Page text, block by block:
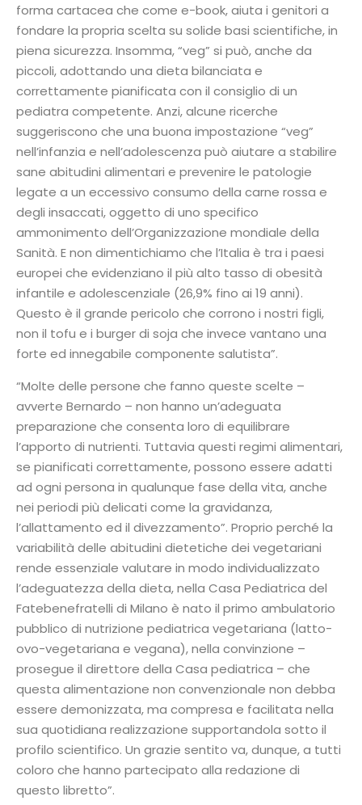
forma cartacea che come e-book, aiuta i genitori a
fondare la propria scelta su solide basi scientifiche, in
piena sicurezza. Insomma, “veg” si può, anche da
piccoli, adottando una dieta bilanciata e
correttamente pianificata con il consiglio di un
pediatra competente. Anzi, alcune ricerche
suggeriscono che una buona impostazione “veg”
nell’infanzia e nell’adolescenza può aiutare a stabilire
sane abitudini alimentari e prevenire le patologie
legate a un eccessivo consumo della carne rossa e
degli insaccati, oggetto di uno specifico
ammonimento dell’Organizzazione mondiale della
Sanità. E non dimentichiamo che l’Italia è tra i paesi
europei che evidenziano il più alto tasso di obesità
infantile e adolescenziale (26,9% fino ai 19 anni).
Questo è il grande pericolo che corrono i nostri figli,
non il tofu e i burger di soja che invece vantano una
forte ed innegabile componente salutista”.
“Molte delle persone che fanno queste scelte –
avverte Bernardo – non hanno un’adeguata
preparazione che consenta loro di equilibrare
l’apporto di nutrienti. Tuttavia questi regimi alimentari,
se pianificati correttamente, possono essere adatti
ad ogni persona in qualunque fase della vita, anche
nei periodi più delicati come la gravidanza,
l’allattamento ed il divezzamento”. Proprio perché la
variabilità delle abitudini dietetiche dei vegetariani
rende essenziale valutare in modo individualizzato
l’adeguatezza della dieta, nella Casa Pediatrica del
Fatebenefratelli di Milano è nato il primo ambulatorio
pubblico di nutrizione pediatrica vegetariana (latto-
ovo-vegetariana e vegana), nella convinzione –
prosegue il direttore della Casa pediatrica – che
questa alimentazione non convenzionale non debba
essere demonizzata, ma compresa e facilitata nella
sua quotidiana realizzazione supportandola sotto il
profilo scientifico. Un grazie sentito va, dunque, a tutti
coloro che hanno partecipato alla redazione di
questo libretto”.